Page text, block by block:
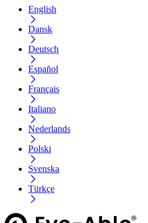
English
Dansk
Deutsch
Español
Français
Italiano
Nederlands
Polski
Svenska
Türkçe